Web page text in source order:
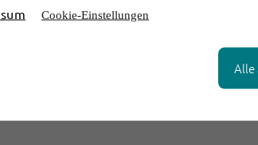
Cookie-Einstellungen
Alle
Ergebnis: Weniger Routine, mehr